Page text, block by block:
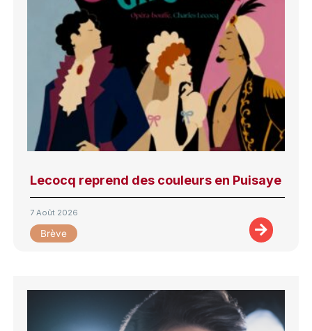
Lecocq reprend des couleurs en Puisaye
7 Août 2026
Brève